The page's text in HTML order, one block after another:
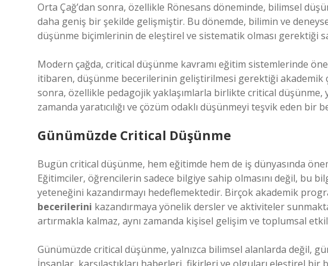
Orta Çağ’dan sonra, özellikle Rönesans döneminde, bilimsel
daha geniş bir şekilde gelişmiştir. Bu dönemde, bilimin ve
düşünme biçimlerinin de eleştirel ve sistematik olması gerektiği
Modern çağda, critical düşünme kavramı eğitim sistemlerinde
itibaren, düşünme becerilerinin geliştirilmesi gerektiği akademik
sonra, özellikle pedagojik yaklaşımlarla birlikte critical düşünme,
zamanda yaratıcılığı ve çözüm odaklı düşünmeyi teşvik eden bir
Günümüzde Critical Düşünme
Bugün critical düşünme, hem eğitimde hem de iş dünyasında
Eğitimciler, öğrencilerin sadece bilgiye sahip olmasını değil, bu
yeteneğini kazandırmayı hedeflemektedir. Birçok akademik
becerilerini kazandırmaya yönelik dersler ve aktiviteler
artırmakla kalmaz, aynı zamanda kişisel gelişim ve toplumsal
Günümüzde critical düşünme, yalnızca bilimsel alanlarda değil,